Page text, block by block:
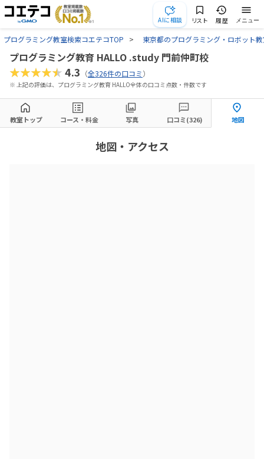
AIに相談 リスト 履歴 メニュー
プログラミング教室検索コエテコTOP 東京都のプログラミング・ロボット
プログラミング教育 HALLO .study 門前仲町校
★★★★★4.3 （全326件の口コミ）
※ 上記の評価は、プログラミング教育 HALLO全体の口コミ点数・件数です
教室トップ コース・料金 写真 口コミ(326) 地図
地図・アクセス